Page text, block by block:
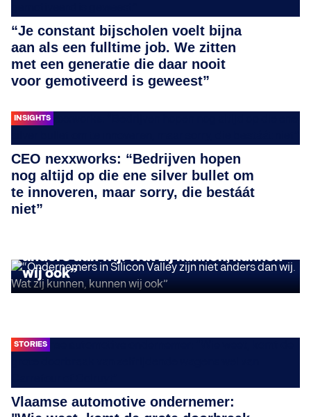
“Je constant bijscholen voelt bijna
aan als een fulltime job. We zitten
met een generatie die daar nooit
voor gemotiveerd is geweest”
INSIGHTS
CEO nexxworks: “Bedrijven hopen
nog altijd op die ene silver bullet om
te innoveren, maar sorry, die bestáát
niet”
anders dan wij. Wat zij kunnen, kunnen
wij ook”
STORIES
Vlaamse automotive ondernemer: